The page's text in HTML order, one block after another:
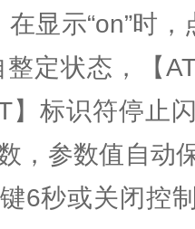
在显示“on”时
定状态，【
】标识符停止
，参数值自动
6秒或关闭控